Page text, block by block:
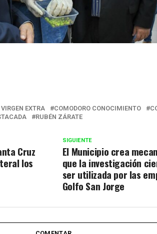
EXTRA COMODORO CONOCIMIENTO
RUBÉN ZÁRATE
SIGUIENTE
El Municipio crea
que la investigación
ser utilizada por las
Golfo San Jorge
Cruz
los